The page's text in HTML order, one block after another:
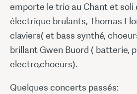
emporte le trio au Chant et soli
électrique brulants, Thomas
claviers( et bass synthé,
brillant Gwen Buord ( batterie,
electro,choeurs).
Quelques concerts passés: